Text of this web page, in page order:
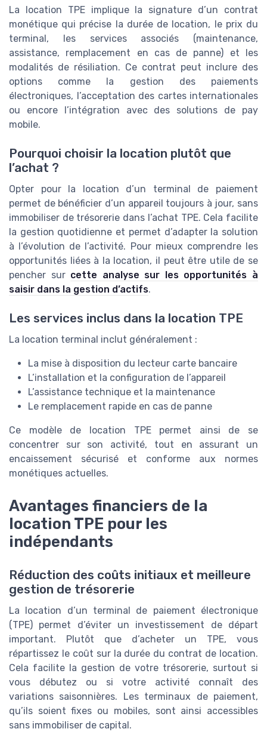
La location TPE implique la signature d’un contrat
monétique qui précise la durée de location, le prix du
terminal, les services associés (maintenance,
assistance, remplacement en cas de panne) et les
modalités de résiliation. Ce contrat peut inclure des
options comme la gestion des paiements
électroniques, l’acceptation des cartes internationales
ou encore l’intégration avec des solutions de pay
mobile.
Pourquoi choisir la location plutôt que
l’achat ?
Opter pour la location d’un terminal de paiement
permet de bénéficier d’un appareil toujours à jour, sans
immobiliser de trésorerie dans l’achat TPE. Cela facilite
la gestion quotidienne et permet d’adapter la solution
à l’évolution de l’activité. Pour mieux comprendre les
opportunités liées à la location, il peut être utile de se
pencher sur cette analyse sur les opportunités à
saisir dans la gestion d’actifs.
Les services inclus dans la location TPE
La location terminal inclut généralement :
La mise à disposition du lecteur carte bancaire
L’installation et la configuration de l’appareil
L’assistance technique et la maintenance
Le remplacement rapide en cas de panne
Ce modèle de location TPE permet ainsi de se
concentrer sur son activité, tout en assurant un
encaissement sécurisé et conforme aux normes
monétiques actuelles.
Avantages financiers de la
location TPE pour les
indépendants
Réduction des coûts initiaux et meilleure
gestion de trésorerie
La location d’un terminal de paiement électronique
(TPE) permet d’éviter un investissement de départ
important. Plutôt que d’acheter un TPE, vous
répartissez le coût sur la durée du contrat de location.
Cela facilite la gestion de votre trésorerie, surtout si
vous débutez ou si votre activité connaît des
variations saisonnières. Les terminaux de paiement,
qu’ils soient fixes ou mobiles, sont ainsi accessibles
sans immobiliser de capital.